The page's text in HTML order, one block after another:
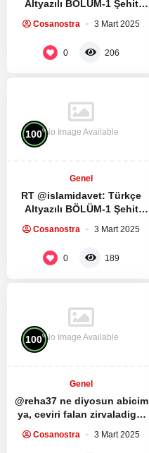
Altyazılı BÖLÜM-1 Şehit
medya sitesi ile yaptığı
Cosanostra 3 Mart 2025
0 206
No Image Available
100%
Genel
RT @islamidavet: Türkçe
Altyazılı BÖLÜM-1 Şehit
Seyyid Haşim Safiyüddin’in
medya sitesi ile yaptığı
Cosanostra 3 Mart 2025
0 189
No Image Available
100%
Genel
@reha37 ne diyosun abicim
ya, ceviri falan zirvaladigin
mensini silmissin, herhalde
fark ettin dunyanin…
Cosanostra 3 Mart 2025